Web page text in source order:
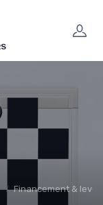
Financement &